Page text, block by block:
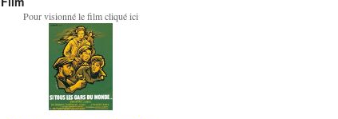
Pour visionné le film cliqué ici